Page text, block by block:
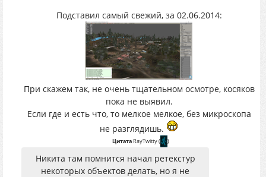
Подставил самый свежий, за 02.06.2014:
При скажем так, не очень тщательном осмотре, косяков
пока не выявил.
Если где и есть что, то мелкое мелкое, без микроскопа
не разглядишь.
ЦитатаRayTwitty( )
Никита там помнится начал ретекстур
некоторых объектов делать, но я не